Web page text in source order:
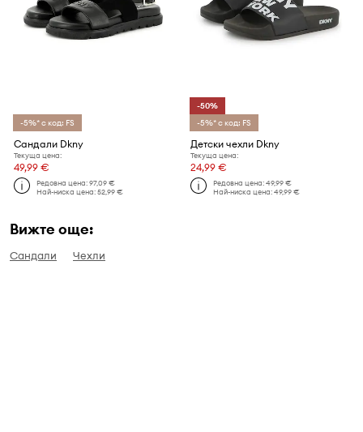
-5%* с код: FS
Сандали Dkny
Текуща цена:
49,99 €
Редовна цена:97,09 €
Най-ниска цена:52,99 €
-50%
-5%* с код: FS
Детски чехли Dkny
Текуща цена:
24,99 €
Редовна цена:49,99 €
Най-ниска цена:49,99 €
Вижте още:
Сандали Чехли